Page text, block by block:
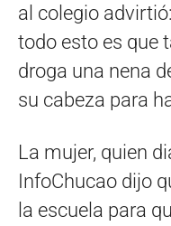
al colegio
todo esto es que
droga una nena
su cabeza para
La mujer, quien
InfoChucao dijo
la escuela para